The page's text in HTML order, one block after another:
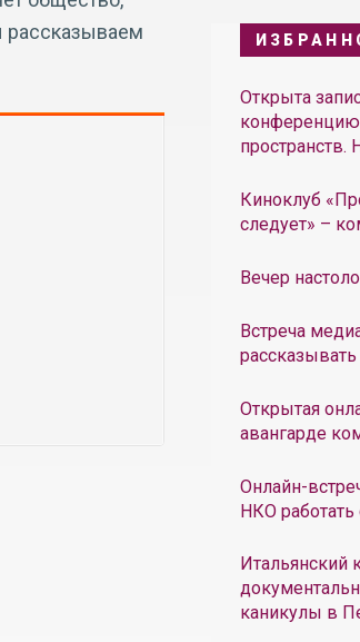
рассказываем
Открыта
пространств.
Киноклуб
следует» –
Вечер
Встреча
Открытая
авангарде
Онлайн-
НКО работать
Итальянский
каникулы в